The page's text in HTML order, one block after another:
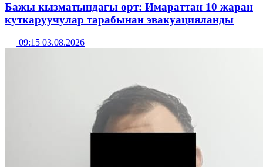
Бажы кызматындагы өрт: Имараттан 10 жаран
куткаруучулар тарабынан эвакуацияланды
09:15 03.08.2026